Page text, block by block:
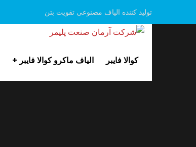
تولید کننده الیاف مصنوعی تقویت بتن
کوالا فایبر الیاف ماکرو کوالا فایبر